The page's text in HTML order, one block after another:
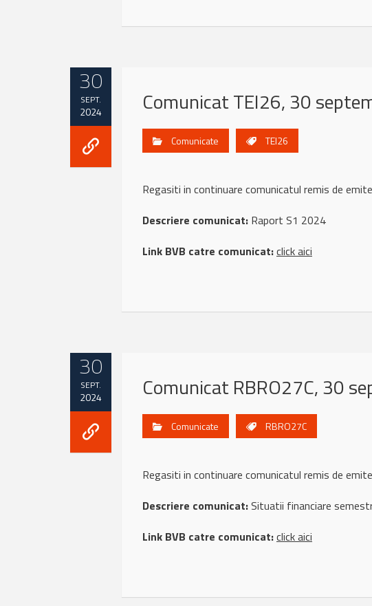
30
SEPT.
2024 Comunicat TEI26, 30
Comunicate TEI26
Regasiti in continuare comunicatul remis de
Descriere comunicat: Raport S1 2024
Link BVB catre comunicat:click aici
30
SEPT.
2024 Comunicat RBRO27C, 30
Comunicate RBRO27C
Regasiti in continuare comunicatul remis de
Descriere comunicat:Situatii financiare
Link BVB catre comunicat:click aici